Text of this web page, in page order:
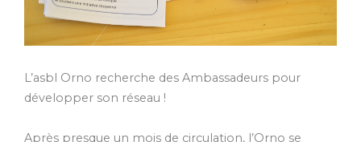
L’asbl Orno recherche des Ambassadeurs pour
développer son réseau !
Après presque un mois de circulation, l’Orno se